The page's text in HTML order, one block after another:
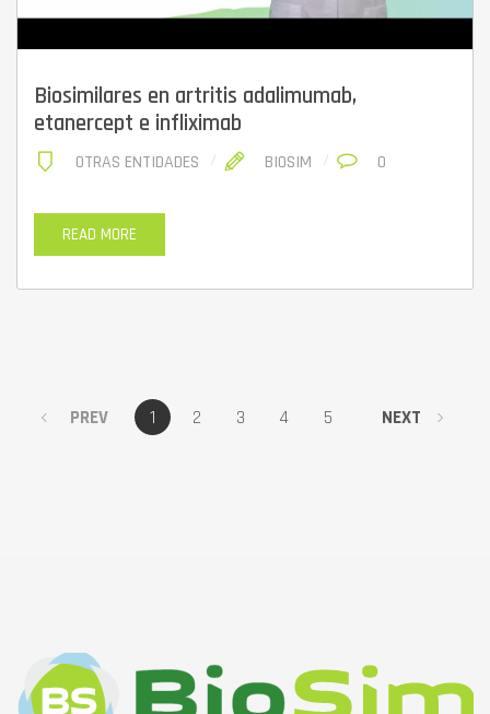
Biosimilares en artritis adalimumab,
etanercept e infliximab
OTRAS ENTIDADES BIOSIM 0
READ MORE
PREV 1 2 3 4 5 NEXT